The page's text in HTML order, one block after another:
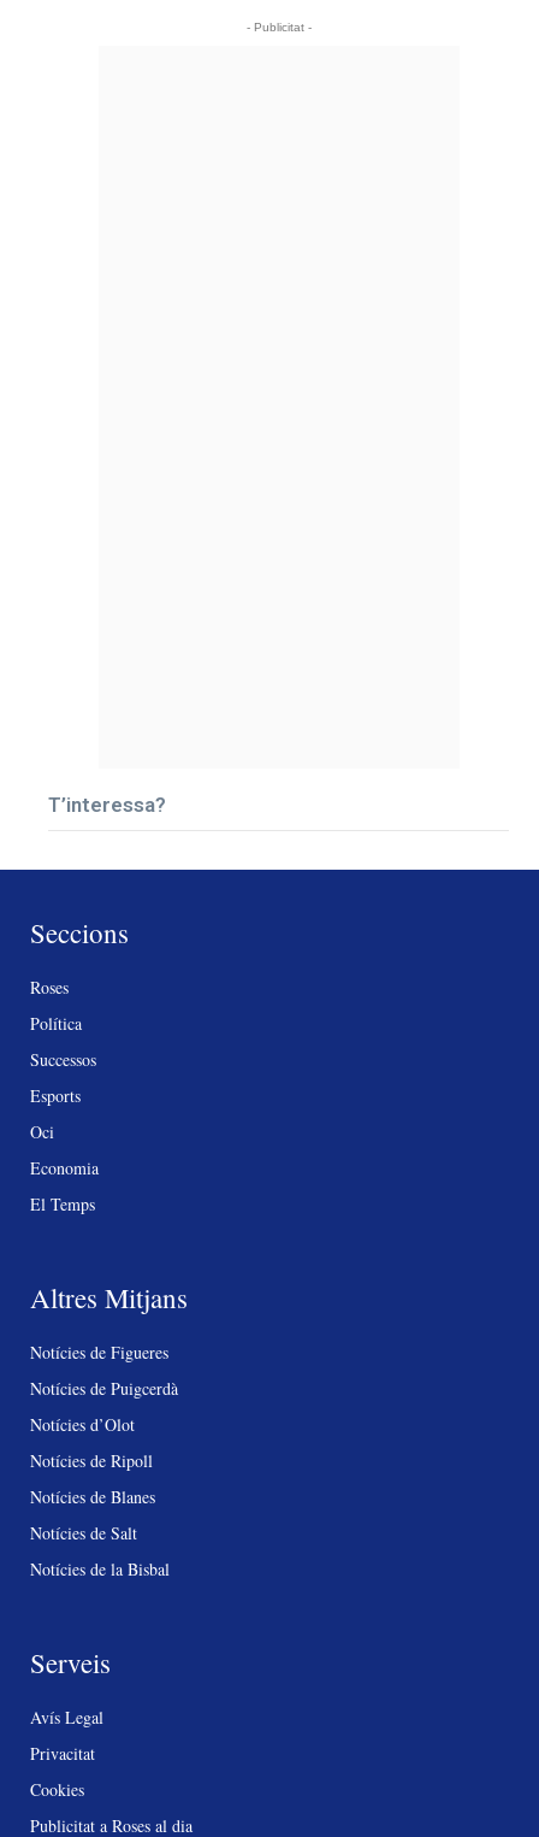
- Publicitat -
T’interessa?
Seccions
Roses
Política
Successos
Esports
Oci
Economia
El Temps
Altres Mitjans
Notícies de Figueres
Notícies de Puigcerdà
Notícies d’Olot
Notícies de Ripoll
Notícies de Blanes
Notícies de Salt
Notícies de la Bisbal
Serveis
Avís Legal
Privacitat
Cookies
Publicitat a Roses al dia